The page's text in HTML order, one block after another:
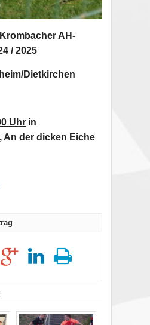
AH-
/ 2025
Dietkirchen
Uhr in
An der dicken Eiche